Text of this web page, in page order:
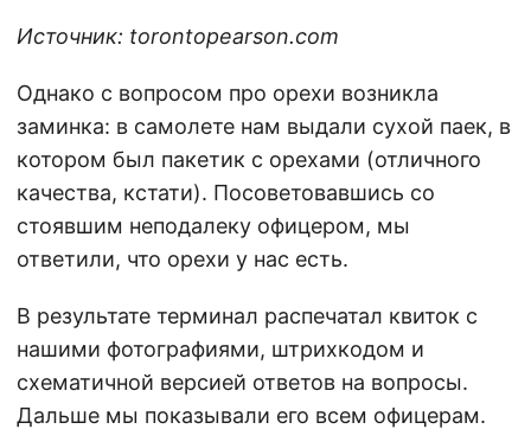
Источник: torontopearson.com
Однако с вопросом про орехи возникла
заминка: в самолете нам выдали сухой паек, в
котором был пакетик с орехами (отличного
качества, кстати). Посоветовавшись со
стоявшим неподалеку офицером, мы
ответили, что орехи у нас есть.
В результате терминал распечатал квиток с
нашими фотографиями, штрихкодом и
схематичной версией ответов на вопросы.
Дальше мы показывали его всем офицерам.